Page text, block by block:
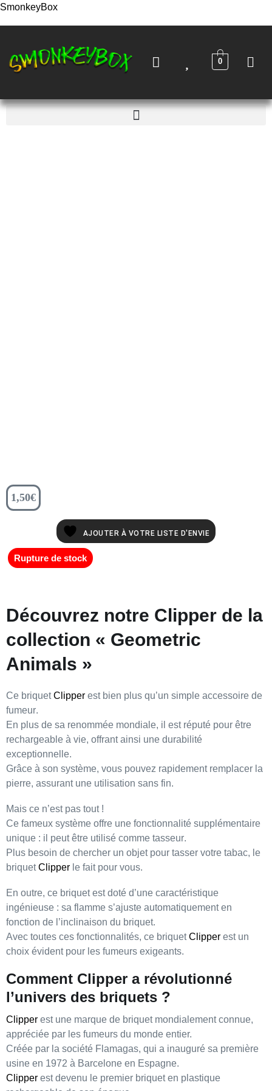
SmonkeyBox
0
1,50€
AJOUTER À VOTRE LISTE D'ENVIE
Rupture de stock
Découvrez notre Clipper de la
collection « Geometric
Animals »
Ce briquetClipper est bien plus qu’un simple accessoire de
fumeur.
En plus de sa renommée mondiale, il est réputé pour être
rechargeable à vie, offrant ainsi une durabilité
exceptionnelle.
Grâce à son système, vous pouvez rapidement remplacer la
pierre, assurant une utilisation sans fin.
Mais ce n’est pas tout !
Ce fameux système offre une fonctionnalité supplémentaire
unique : il peut être utilisé comme tasseur.
Plus besoin de chercher un objet pour tasser votre tabac, le
briquetClipper le fait pour vous.
En outre, ce briquet est doté d’une caractéristique
ingénieuse : sa flamme s’ajuste automatiquement en
fonction de l’inclinaison du briquet.
Avec toutes ces fonctionnalités, ce briquetClipper est un
choix évident pour les fumeurs exigeants.
Comment Clipper a révolutionné
l’univers des briquets ?
Clipper est une marque de briquet mondialement connue,
appréciée par les fumeurs du monde entier.
Créée par la société Flamagas, qui a inauguré sa première
usine en 1972 à Barcelone en Espagne.
Clipper est devenu le premier briquet en plastique